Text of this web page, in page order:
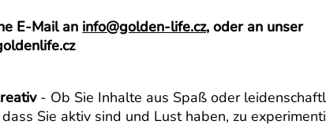
E-Mail an info@golden-life.cz, oder an unser
- Ob Sie Inhalte aus Spaß oder
Sie aktiv sind und Lust haben, zu